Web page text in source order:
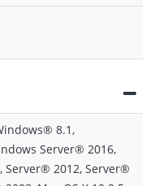
8.1,
Server® 2016,
Server® 2012, Server®